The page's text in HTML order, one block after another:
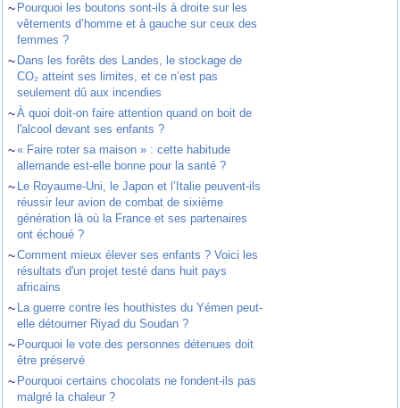
~ Pourquoi les boutons sont-ils à droite sur les
vêtements d’homme et à gauche sur ceux des
femmes ?
~ Dans les forêts des Landes, le stockage de
CO₂ atteint ses limites, et ce n’est pas
seulement dû aux incendies
~À quoi doit-on faire attention quand on boit de
l'alcool devant ses enfants ?
~« Faire roter sa maison » : cette habitude
allemande est-elle bonne pour la santé ?
~ Le Royaume-Uni, le Japon et l’Italie peuvent-ils
réussir leur avion de combat de sixième
génération là où la France et ses partenaires
ont échoué ?
~Comment mieux élever ses enfants ? Voici les
résultats d'un projet testé dans huit pays
africains
~ La guerre contre les houthistes du Yémen peut-
elle détourner Riyad du Soudan ?
~ Pourquoi le vote des personnes détenues doit
être préservé
~ Pourquoi certains chocolats ne fondent-ils pas
malgré la chaleur ?